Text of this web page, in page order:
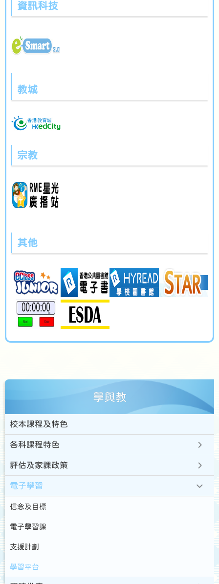
資訊科技
教城
宗教
其他
學與教
校本課程及特色
各科課程特色
評估及家課政策
電子學習
信念及目標
電子學習課
支援計劃
學習平台